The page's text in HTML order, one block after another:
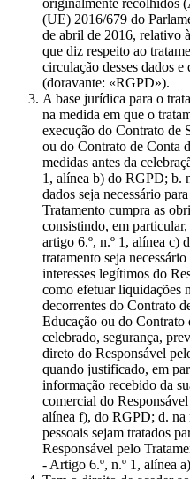
originalmente recolhidos
(UE) 2016/679 do
de abril de 2016, relativo
que diz respeito ao
circulação desses dados
(doravante: «RGPD»).
A base jurídica para o
na medida em que o
execução do Contrato de
ou do Contrato de Conta
medidas antes da
1, alínea b) do RGPD; b.
dados seja necessário
Tratamento cumpra as
consistindo, em
artigo 6.º, n.º 1, alínea c)
tratamento seja
interesses legítimos do
como efetuar liquidações
decorrentes do Contrato
Educação ou do Contrato
celebrado, segurança,
direto do Responsável
quando justificado, em
informação recebido da
comercial do
alínea f), do RGPD; d. na
pessoais sejam tratados
Responsável pelo
- Artigo 6.º, n.º 1, alínea